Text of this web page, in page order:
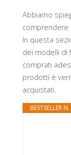
Abbiamo
comprendere
In questa
dei modelli di
comprati
prodotti è
acquistati.
BESTSELLER N.